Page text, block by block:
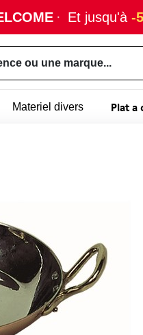
· Et jusqu'à -
ou une marque...
Materiel divers Plat a